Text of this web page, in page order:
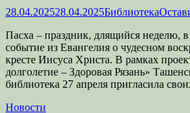
Опубликовано
28.04.202528.04.2025Автор
Библиотека
Пасха – праздник, длящийся неделю,
событие из Евангелия о чудесном
кресте Иисуса Христа. В рамках
долголетие – Здоровая Рязань»
библиотека 27 апреля пригласила
Категории
Новости